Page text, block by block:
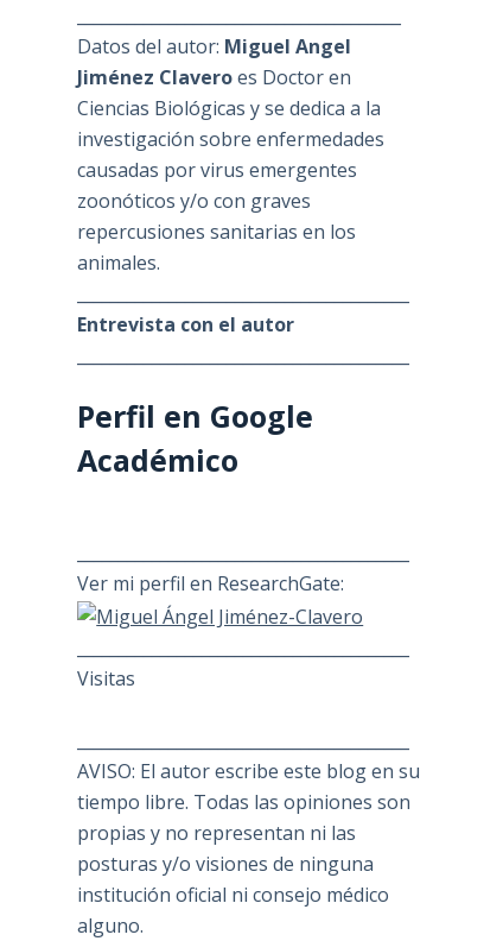
Datos del autor: Miguel Angel
Jiménez Claveroes Doctor en
Ciencias Biológicas y se dedica a la
investigación sobre enfermedades
causadas por virus emergentes
zoonóticos y/o con graves
repercusiones sanitarias en los
animales.
Entrevista con el autor
Perfil en Google
Académico
Ver mi perfil en ResearchGate:
Visitas
AVISO: El autor escribe este blog en su
tiempo libre. Todas las opiniones son
propias y no representan ni las
posturas y/o visiones de ninguna
institución oficial ni consejo médico
alguno.